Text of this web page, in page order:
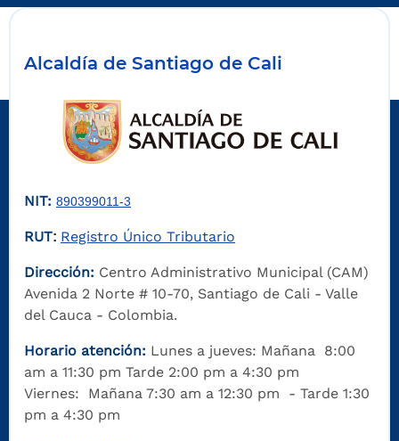
Alcaldía de Santiago de Cali
NIT: 890399011-3
RUT: Registro Único Tributario
Dirección: Centro Administrativo Municipal (CAM)
Avenida 2 Norte # 10-70, Santiago de Cali - Valle
del Cauca - Colombia.
Horario atención: Lunes a jueves: Mañana 8:00
am a 11:30 pm Tarde 2:00 pm a 4:30 pm
Viernes: Mañana 7:30 am a 12:30 pm - Tarde 1:30
pm a 4:30 pm